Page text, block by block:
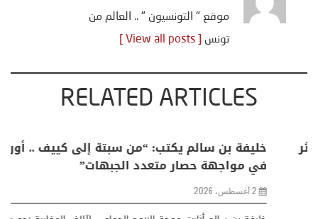
موقع " التونسيون " .. العالم من
تونس
RELATED ARTICLES
منذر بالضيافي يكتب حول: التغيرات المناخية: اكثر
من ظاهرة طبيعية .. تحول اجتماعي وحضاري (
مقاربة سوسيولوجية )